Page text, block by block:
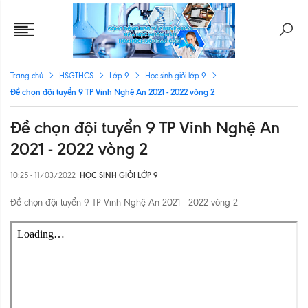
Trang chủ HSGTHCS Lớp 9 Học sinh giỏi lớp 9
Đề chọn đội tuyển 9 TP Vinh Nghệ An 2021 - 2022 vòng 2
Đề chọn đội tuyển 9 TP Vinh Nghệ An
2021 - 2022 vòng 2
10:25 - 11/03/2022 HỌC SINH GIỎI LỚP 9
Đề chọn đội tuyển 9 TP Vinh Nghệ An 2021 - 2022 vòng 2